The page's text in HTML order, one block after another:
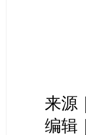
来源
编辑